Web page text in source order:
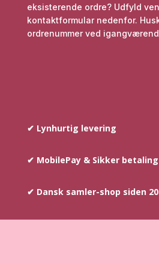
eksisterende ordre? Udfyld
kontaktformular nedenfor.
ordrenummer ved
✔ Lynhurtig levering
✔ MobilePay & Sikker betaling
✔ Dansk samler-shop siden